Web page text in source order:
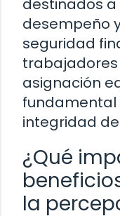
destinados
desempeño
seguridad
trabajadores
asignación
integridad
¿Qué
la